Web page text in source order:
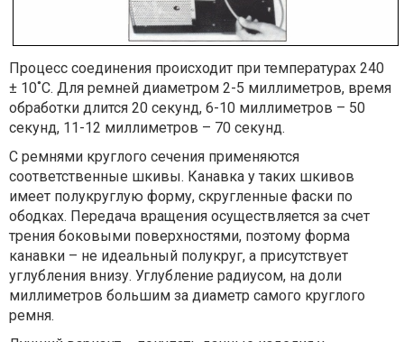
Процесс соединения происходит при температурах 240
± 10˚С. Для ремней диаметром 2-5 миллиметров, время
обработки длится 20 секунд, 6-10 миллиметров – 50
секунд, 11-12 миллиметров – 70 секунд.
С ремнями круглого сечения применяются
соответственные шкивы. Канавка у таких шкивов
имеет полукруглую форму, скругленные фаски по
ободках. Передача вращения осуществляется за счет
трения боковыми поверхностями, поэтому форма
канавки – не идеальный полукруг, а присутствует
углубления внизу. Углубление радиусом, на доли
миллиметров большим за диаметр самого круглого
ремня.